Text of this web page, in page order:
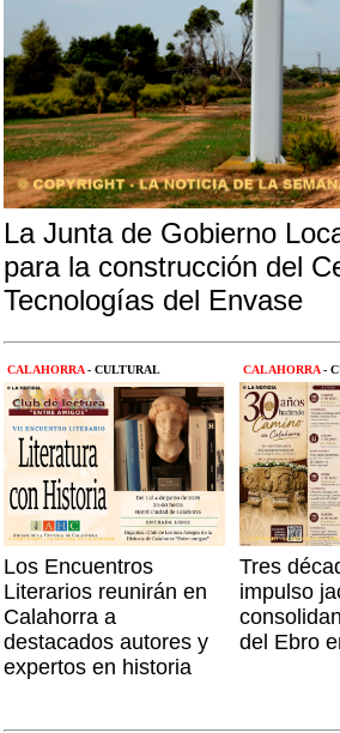
La Junta de Gobierno
para la construcción del
Tecnologías del Envase
CALAHORRA- CULTURAL
Los Encuentros
Literarios reunirán en
Calahorra a
destacados autores y
expertos en historia
CALAHORRA-
Tres
impulso
del Ebro